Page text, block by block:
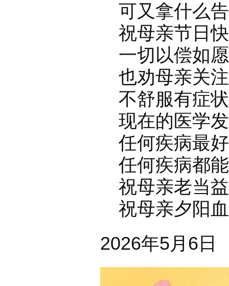
可又拿什么告
祝母亲节日快
一切以偿如愿
也劝母亲关注
不舒服有症状
现在的医学发
任何疾病最好
任何疾病都能
祝母亲老当益
祝母亲夕阳血
2026年5月6日